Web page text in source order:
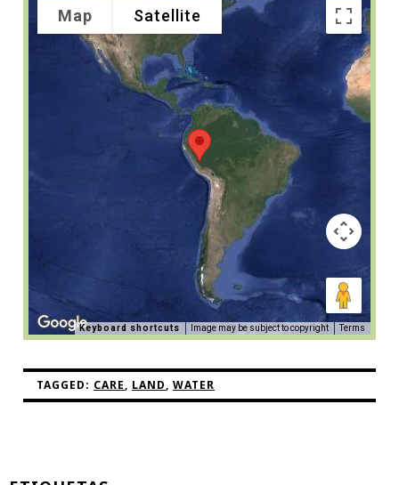
Map Satellite
Keyboard shortcuts Image may be subject to copyright Terms
TAGGED: CARE, LAND, WATER